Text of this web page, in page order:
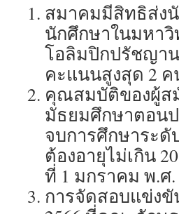
สมาคมมีสิทธิส่ง
นักศึกษาในมหาวิ
โอลิมปิกปรัชญา
คะแนนสูงสุด 2
คุณสมบัติของผู้ส
มัธยมศึกษาตอน
จบการศึกษาระ
ต้องอายุไม่เกิน
ที่ 1 มกราคม พ.ศ.
การจัดสอบแข่ง